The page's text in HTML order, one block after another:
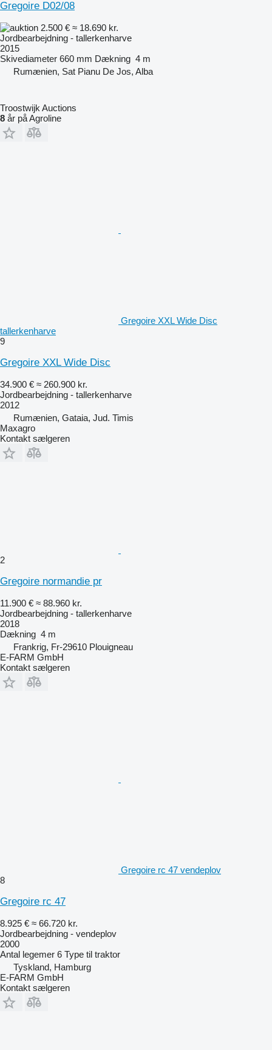
Gregoire D02/08
2.500 € ≈ 18.690 kr.
Jordbearbejdning - tallerkenharve
2015
Skivediameter 660 mm Dækning 4 m
Rumænien, Sat Pianu De Jos, Alba
Troostwijk Auctions
8 år på Agroline
Gregoire XXL Wide Disc
tallerkenharve
9
Gregoire XXL Wide Disc
34.900 € ≈ 260.900 kr.
Jordbearbejdning - tallerkenharve
2012
Rumænien, Gataia, Jud. Timis
Maxagro
Kontakt sælgeren
2
Gregoire normandie pr
11.900 € ≈ 88.960 kr.
Jordbearbejdning - tallerkenharve
2018
Dækning 4 m
Frankrig, Fr-29610 Plouigneau
E-FARM GmbH
Kontakt sælgeren
Gregoire rc 47 vendeplov
8
Gregoire rc 47
8.925 € ≈ 66.720 kr.
Jordbearbejdning - vendeplov
2000
Antal legemer 6 Type til traktor
Tyskland, Hamburg
E-FARM GmbH
Kontakt sælgeren